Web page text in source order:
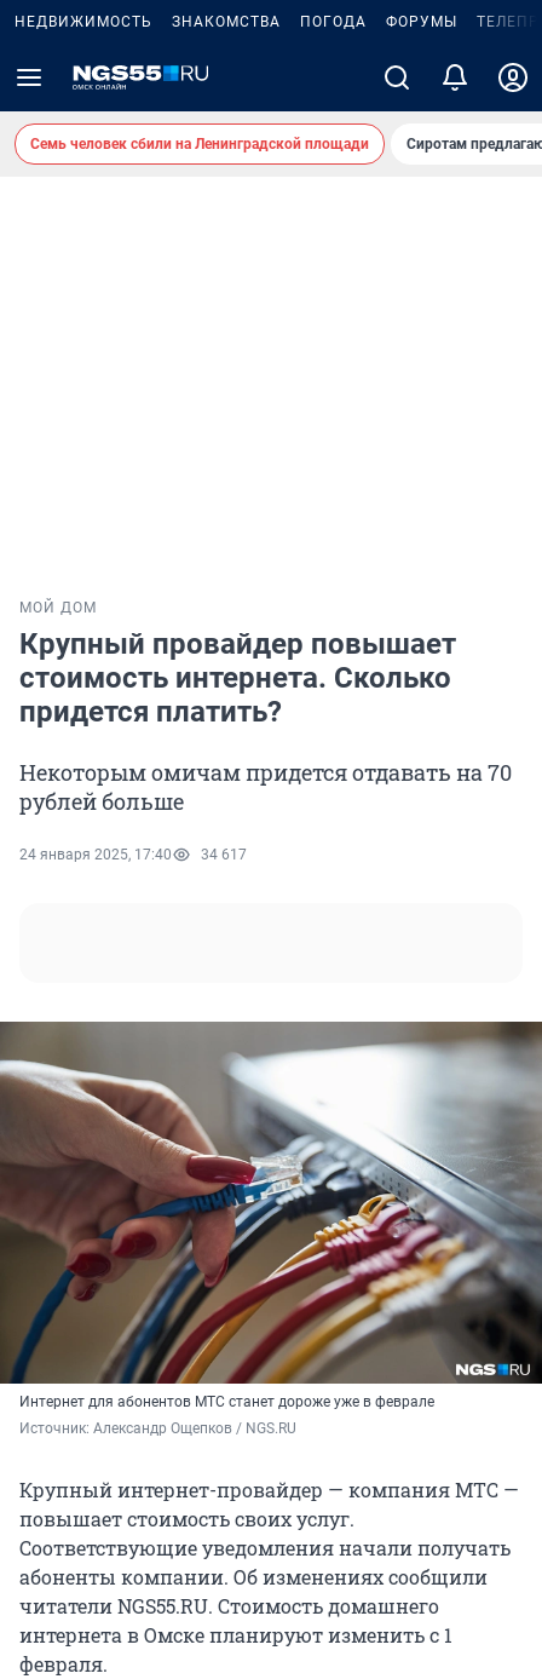
НЕДВИЖИМОСТЬ ЗНАКОМСТВА ПОГОДА ФОРУМЫ
Семь человек сбили на Ленинградской площади Сиротам
МОЙ ДОМ
Крупный провайдер повышает
стоимость интернета. Сколько
придется платить?
Некоторым омичам придется отдавать на 70
рублей больше
24 января 2025, 17:40 34 617
Интернет для абонентов МТС станет дороже уже в феврале
Источник: Александр Ощепков / NGS.RU
Крупный интернет-провайдер — компания МТС —
повышает стоимость своих услуг.
Соответствующие уведомления начали получать
абоненты компании. Об изменениях сообщили
читатели NGS55.RU. Стоимость домашнего
интернета в Омске планируют изменить с 1
февраля.